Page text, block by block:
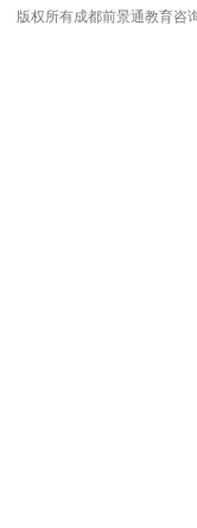
版权所有成都前景通教育